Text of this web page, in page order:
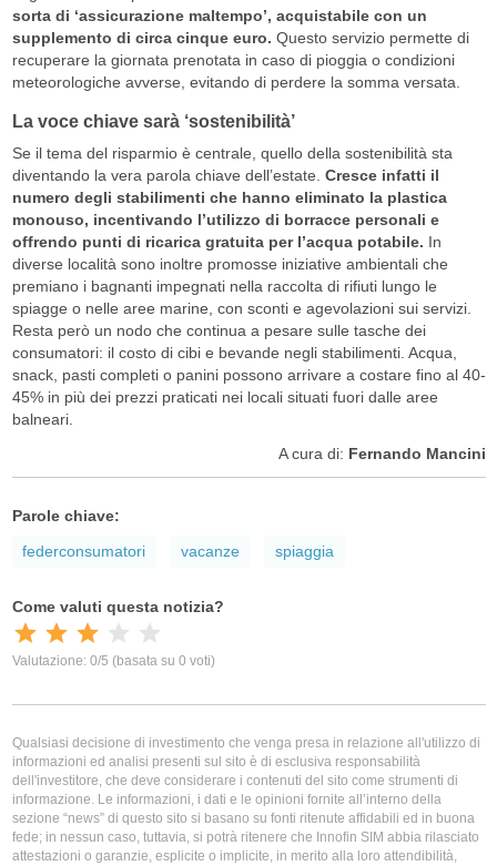
sorta di ‘assicurazione maltempo’, acquistabile con un
supplemento di circa cinque euro. Questo servizio permette di
recuperare la giornata prenotata in caso di pioggia o condizioni
meteorologiche avverse, evitando di perdere la somma versata.
La voce chiave sarà ‘sostenibilità’
Se il tema del risparmio è centrale, quello della sostenibilità sta
diventando la vera parola chiave dell’estate. Cresce infatti il
numero degli stabilimenti che hanno eliminato la plastica
monouso, incentivando l’utilizzo di borracce personali e
offrendo punti di ricarica gratuita per l’acqua potabile. In
diverse località sono inoltre promosse iniziative ambientali che
premiano i bagnanti impegnati nella raccolta di rifiuti lungo le
spiagge o nelle aree marine, con sconti e agevolazioni sui servizi.
Resta però un nodo che continua a pesare sulle tasche dei
consumatori: il costo di cibi e bevande negli stabilimenti. Acqua,
snack, pasti completi o panini possono arrivare a costare fino al 40-
45% in più dei prezzi praticati nei locali situati fuori dalle aree
balneari.
A cura di: Fernando Mancini
Parole chiave:
federconsumatori vacanze spiaggia
Qualsiasi decisione di investimento che venga presa in relazione all'utilizzo di
informazioni ed analisi presenti sul sito è di esclusiva responsabilità
dell'investitore, che deve considerare i contenuti del sito come strumenti di
informazione. Le informazioni, i dati e le opinioni fornite all’interno della
sezione “news” di questo sito si basano su fonti ritenute affidabili ed in buona
fede; in nessun caso, tuttavia, si potrà ritenere che Innofin SIM abbia rilasciato
attestazioni o garanzie, esplicite o implicite, in merito alla loro attendibilità,